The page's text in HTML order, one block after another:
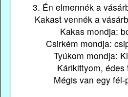
3. Én elmennék a
Kakast vennék a
Kakas mondja:
Csirkém mondja:
Tyúkom mondja:
Kárikittyom, édes
Mégis van egy fél-